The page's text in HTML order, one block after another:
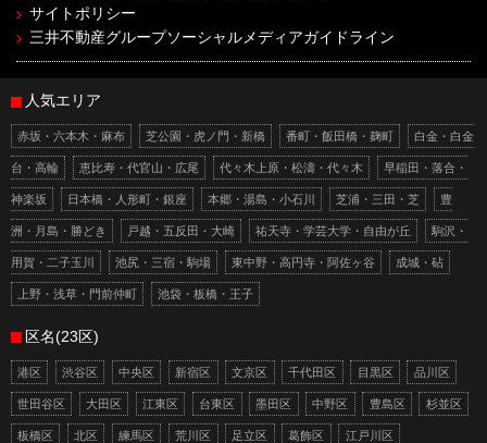
サイトポリシー
三井不動産グループソーシャルメディアガイドライン
人気エリア
赤坂・六本木・麻布 芝公園・虎ノ門・新橋 番町・飯田橋・麹町 白金・白金
台・高輪 恵比寿・代官山・広尾 代々木上原・松濤・代々木 早稲田・落合・
神楽坂 日本橋・人形町・銀座 本郷・湯島・小石川 芝浦・三田・芝 豊
洲・月島・勝どき 戸越・五反田・大崎 祐天寺・学芸大学・自由が丘 駒沢・
用賀・二子玉川 池尻・三宿・駒場 東中野・高円寺・阿佐ヶ谷 成城・砧
上野・浅草・門前仲町 池袋・板橋・王子
区名(23区)
港区 渋谷区 中央区 新宿区 文京区 千代田区 目黒区 品川区
世田谷区 大田区 江東区 台東区 墨田区 中野区 豊島区 杉並区
板橋区 北区 練馬区 荒川区 足立区 葛飾区 江戸川区